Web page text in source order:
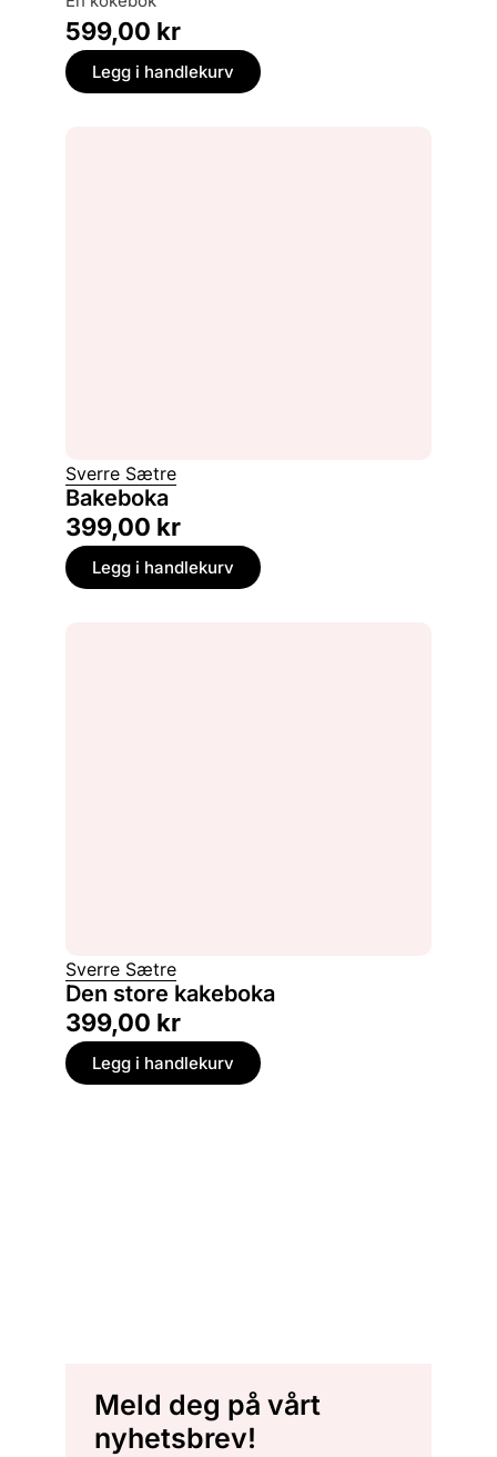
599,00 kr
Legg i handlekurv
Sverre Sætre
Bakeboka
399,00 kr
Legg i handlekurv
Sverre Sætre
Den store kakeboka
399,00 kr
Legg i handlekurv
Meld deg på vårt
nyhetsbrev!